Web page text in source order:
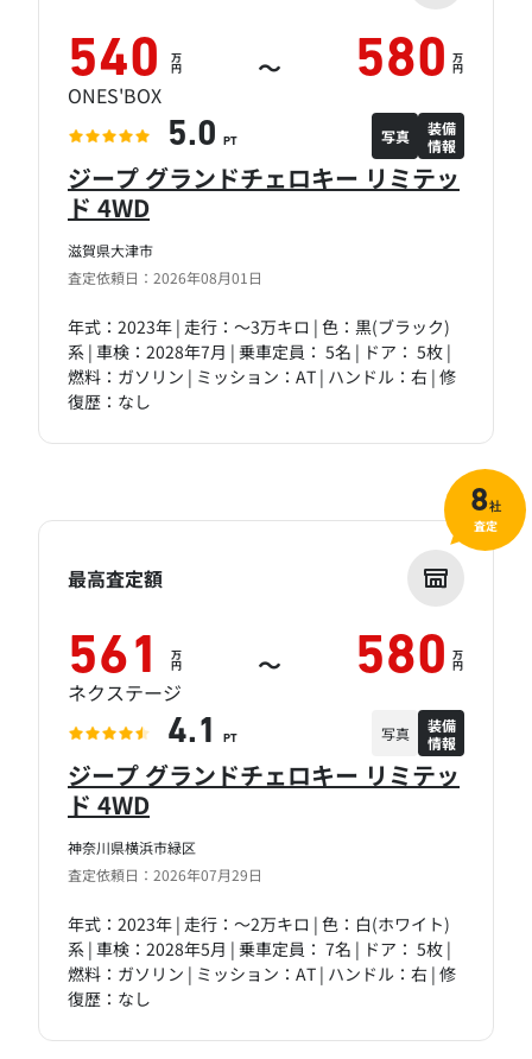
滋賀県大津市
査定依頼日：2026年08月01日
ジープ グランドチェロキー リミテッ
ド 4WD
年式：2023年 | 走行：～3万キロ | 色：黒(ブラック)
系 | 車検：2028年7月 | 乗車定員： 5名 | ドア： 5枚 |
燃料：ガソリン | ミッション：AT | ハンドル：右 | 修
復歴：なし
540 万
円 ～ 580 万
円
ONES'BOX
5.0 PT 写真
装備
情報
神奈川県横浜市緑区
査定依頼日：2026年07月29日
ジープ グランドチェロキー リミテッ
ド 4WD
年式：2023年 | 走行：～2万キロ | 色：白(ホワイト)
系 | 車検：2028年5月 | 乗車定員： 7名 | ドア： 5枚 |
燃料：ガソリン | ミッション：AT | ハンドル：右 | 修
復歴：なし
最高査定額
561 万
円 ～ 580 万
円
ネクステージ
4.1 PT 写真
装備
情報
8社
査定